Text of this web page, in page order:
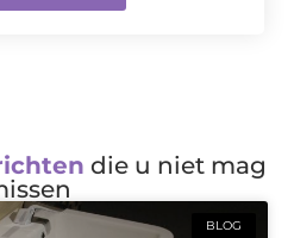
die u niet mag
BLOG